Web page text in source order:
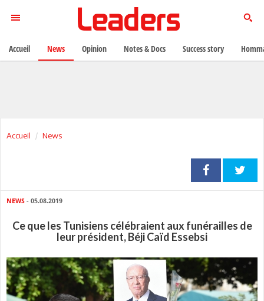
Accueil News
NEWS - 05.08.2019
Ce que les Tunisiens célébraient aux funérailles de
leur président, Béji Caïd Essebsi
Accueil News Opinion Notes & Docs Success story